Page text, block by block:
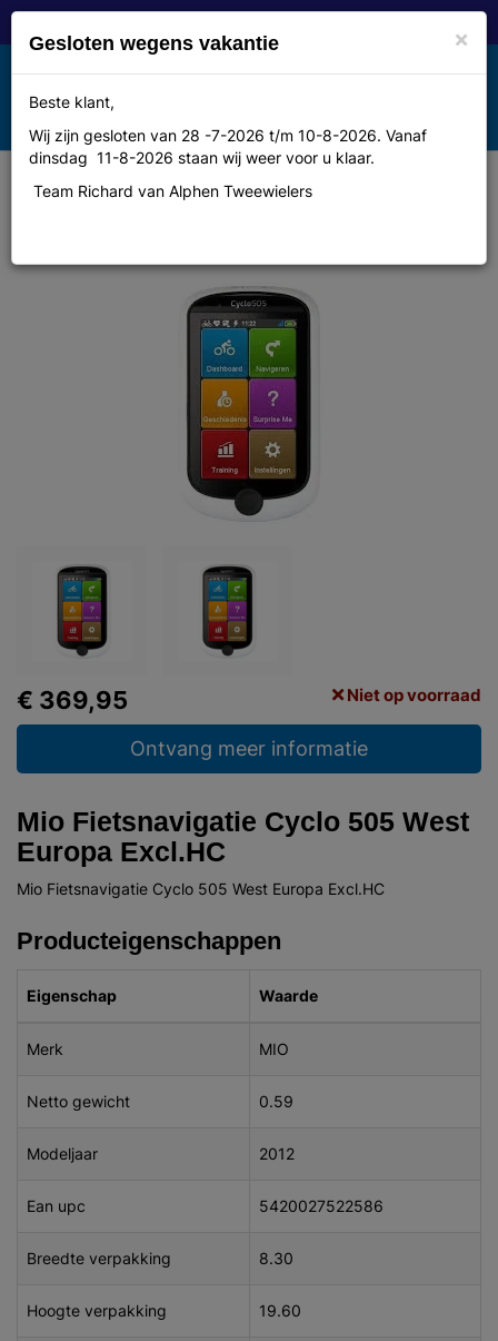
Toggle
navigation
MENU
Mio Fietsnavigatie Cyclo 505 West
€ 369,95 Niet op voorraad
Ontvang meer informatie
Mio Fietsnavigatie Cyclo 505 West
Europa Excl.HC
Mio Fietsnavigatie Cyclo 505 West Europa Excl.HC
Producteigenschappen
Eigenschap Waarde
Merk MIO
Netto gewicht 0.59
Modeljaar 2012
Ean upc 5420027522586
Breedte verpakking 8.30
Hoogte verpakking 19.60
×
Gesloten wegens vakantie
Beste klant,
Wij zijn gesloten van 28 -7-2026 t/m 10-8-2026. Vanaf
dinsdag 11-8-2026 staan wij weer voor u klaar.
Team Richard van Alphen Tweewielers